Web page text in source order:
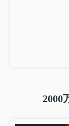
2000